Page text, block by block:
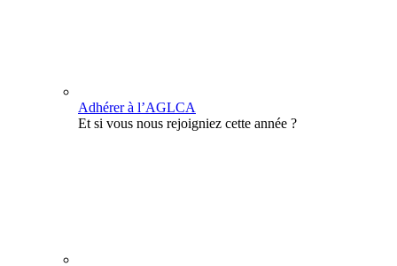
Adhérer à l’AGLCA
Et si vous nous rejoigniez cette année ?